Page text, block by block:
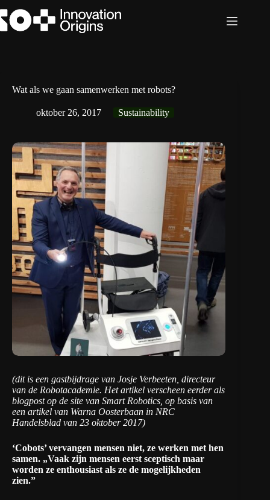
naar
de
Wat als we gaan samenwerken met robots?
oktober 26, 2017 Sustainability
(dit is een gastbijdrage van Josje Verbeeten, directeur
van de Robotacademie. Het artikel verscheen eerder als
blogpostop de site van Smart Robotics , op basis van
een artikel van Warna Oosterbaan in NRC
Handelsblad van 23 oktober 2017)
‘Cobots’ vervangen mensen niet, ze werken met hen
samen. „Vaak zijn mensen eerst sceptisch maar
worden ze enthousiast als ze de mogelijkheden
zien.”